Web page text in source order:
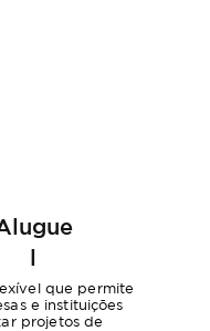
l
que permite
e instituições
projetos de